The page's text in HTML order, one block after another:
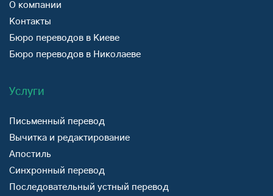
О компании
Контакты
Бюро переводов в Киеве
Бюро переводов в Николаеве
Услуги
Письменный перевод
Вычитка и редактирование
Апостиль
Синхронный перевод
Последовательный устный перевод